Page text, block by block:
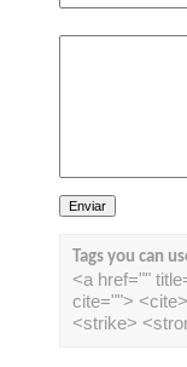
Tags you can
<a href=""
cite="">
<strike>